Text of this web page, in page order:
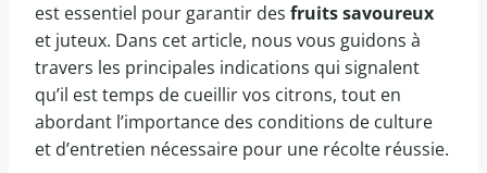
est essentiel pour garantir des fruits savoureux
et juteux. Dans cet article, nous vous guidons à
travers les principales indications qui signalent
qu’il est temps de cueillir vos citrons, tout en
abordant l’importance des conditions de culture
et d’entretien nécessaire pour une récolte réussie.